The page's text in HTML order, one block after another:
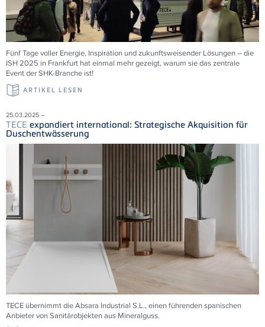
Fünf Tage voller Energie, Inspiration und zukunftsweisender Lösungen – die
ISH 2025 in Frankfurt hat einmal mehr gezeigt, warum sie das zentrale
Event der SHK-Branche ist!
ARTIKEL LESEN
25.03.2025 –
TECE expandiert international: Strategische Akquisition für
Duschentwässerung
TECE übernimmt dieAbsara Industrial S.L., einen führenden spanischen
Anbieter von Sanitärobjekten aus Mineralguss.